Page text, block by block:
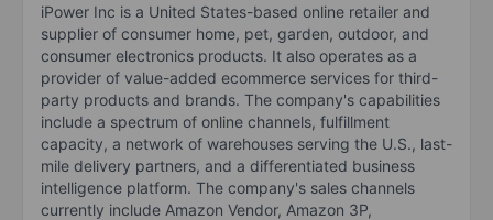
iPower Inc is a United States-based online retailer and
supplier of consumer home, pet, garden, outdoor, and
consumer electronics products. It also operates as a
provider of value-added ecommerce services for third-
party products and brands. The company's capabilities
include a spectrum of online channels, fulfillment
capacity, a network of warehouses serving the U.S., last-
mile delivery partners, and a differentiated business
intelligence platform. The company's sales channels
currently include Amazon Vendor, Amazon 3P,